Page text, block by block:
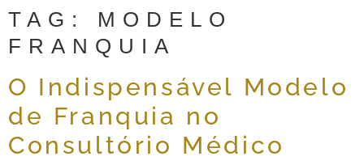
TAG: MODELO
FRANQUIA
O Indispensável Modelo
de Franquia no
Consultório Médico